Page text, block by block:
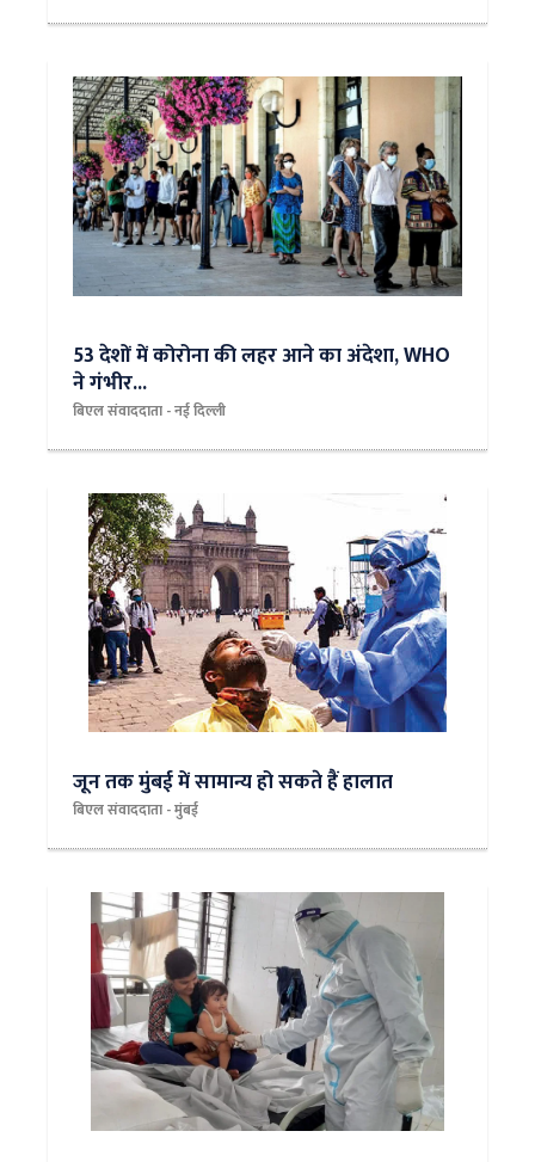
53 देशों में कोरोना की लहर आने का अंदेशा, WHO
ने गंभीर...
बिएल संवाददाता - नई दिल्ली
जून तक मुंबई में सामान्य हो सकते हैं हालात
बिएल संवाददाता - मुंबई